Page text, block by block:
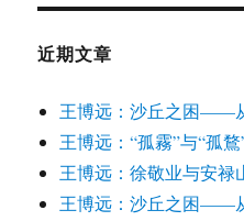
近期文章
王博远：沙丘之困——
王博远：“孤霧”与“孤鶩
王博远：徐敬业与安禄
王博远：沙丘之困——